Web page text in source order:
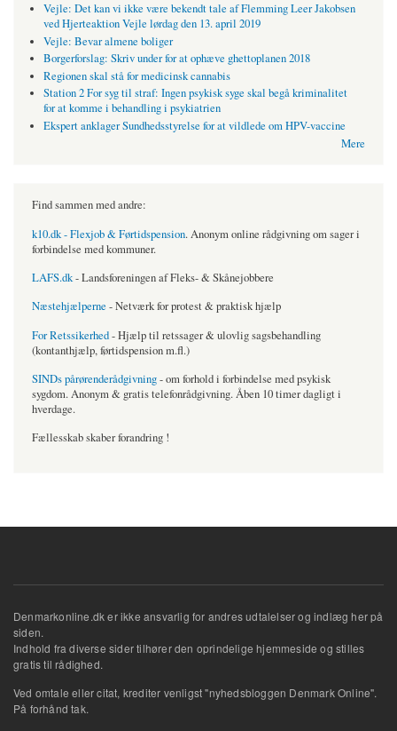
Vejle: Det kan vi ikke være bekendt tale af Flemming Leer Jakobsen
ved Hjerteaktion Vejle lørdag den 13. april 2019
Vejle: Bevar almene boliger
Borgerforslag: Skriv under for at ophæve ghettoplanen 2018
Regionen skal stå for medicinsk cannabis
Station 2 For syg til straf: Ingen psykisk syge skal begå kriminalitet
for at komme i behandling i psykiatrien
Ekspert anklager Sundhedsstyrelse for at vildlede om HPV-vaccine
Mere
Find sammen med andre:
k10.dk - Flexjob & Førtidspension. Anonym online rådgivning om sager i
forbindelse med kommuner.
LAFS.dk- Landsforeningen af Fleks- & Skånejobbere
Næstehjælperne - Netværk for protest & praktisk hjælp
For Retssikerhed- Hjælp til retssager & ulovlig sagsbehandling
(kontanthjælp, førtidspension m.fl.)
SINDs pårørenderådgivning- om forhold i forbindelse med psykisk
sygdom. Anonym & gratis telefonrådgivning. Åben 10 timer dagligt i
hverdage.
Fællesskab skaber forandring !
Denmarkonline.dk er ikke ansvarlig for andres udtalelser og indlæg her på
siden.
Indhold fra diverse sider tilhører den oprindelige hjemmeside og stilles
gratis til rådighed.
Ved omtale eller citat, krediter venligst "nyhedsbloggen Denmark Online".
På forhånd tak.